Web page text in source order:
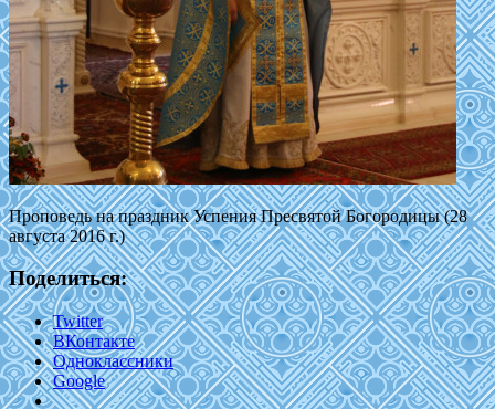
Проповедь на праздник Успения Пресвятой Богородицы (28
августа 2016 г.)
Поделиться:
Twitter
ВКонтакте
Одноклассники
Google